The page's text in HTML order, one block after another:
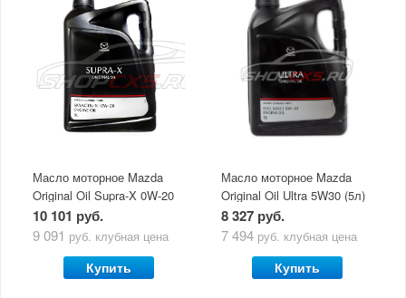
Масло моторное Mazda
Original Oil Supra-X 0W-20
(5 л)
10 101 руб.
9 091 руб. клубная цена
Купить
Масло моторное Mazda
Original Oil Ultra 5W30 (5л)
8 327 руб.
7 494 руб. клубная цена
Купить